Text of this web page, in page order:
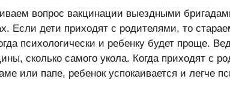
вопрос вакцинации выездными
Если дети приходят с родителями, то
психологически и ребенку будет проще.
сколько самого укола. Когда приходят с
или папе, ребенок успокаивается и легче